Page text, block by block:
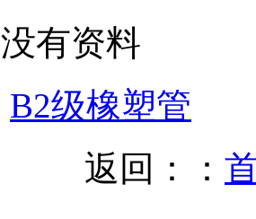
没有资料
B2级橡塑管
返回：：